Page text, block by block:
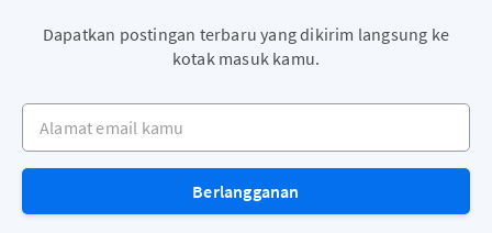
Dapatkan postingan terbaru yang dikirim langsung ke
kotak masuk kamu.
Alamat email kamu
Berlangganan